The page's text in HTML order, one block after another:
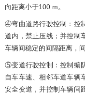
向距离小于100 m。
④弯曲道路行驶控制：控
道内，禁止压线；并控制
车辆间稳定的间隔距离，
⑤变道行驶控制：控制编
自车车速、相邻车道车辆
安全变道，并控制车辆间